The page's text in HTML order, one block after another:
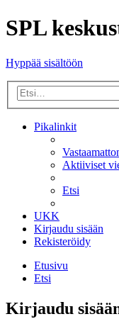
SPL
Hyppää sisältöön
Pikalinkit
Aktiiviset
Etsi
UKK
Kirjaudu sisään
Rekisteröidy
Etusivu
Etsi
Kirjaudu